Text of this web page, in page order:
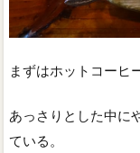
まずはホットコーヒ
あっさりとした中に
ている。